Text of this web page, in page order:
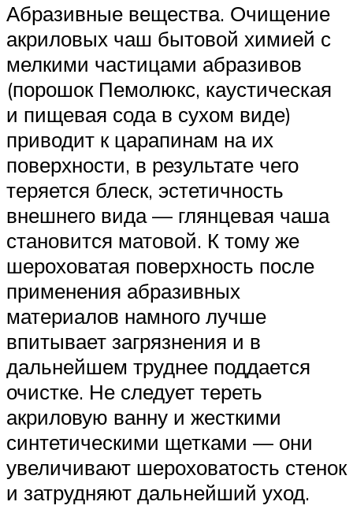
Абразивные вещества. Очищение
акриловых чаш бытовой химией с
мелкими частицами абразивов
(порошок Пемолюкс, каустическая
и пищевая сода в сухом виде)
приводит к царапинам на их
поверхности, в результате чего
теряется блеск, эстетичность
внешнего вида — глянцевая чаша
становится матовой. К тому же
шероховатая поверхность после
применения абразивных
материалов намного лучше
впитывает загрязнения и в
дальнейшем труднее поддается
очистке. Не следует тереть
акриловую ванну и жесткими
синтетическими щетками — они
увеличивают шероховатость стенок
и затрудняют дальнейший уход.